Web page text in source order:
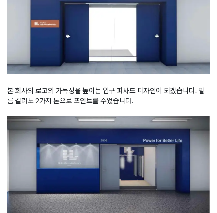
본 회사의 로고의 가독성을 높이는 입구 파사드 디자인이 되겠습니다. 필
름 컬러도 2가지 톤으로 포인트를 주었습니다.